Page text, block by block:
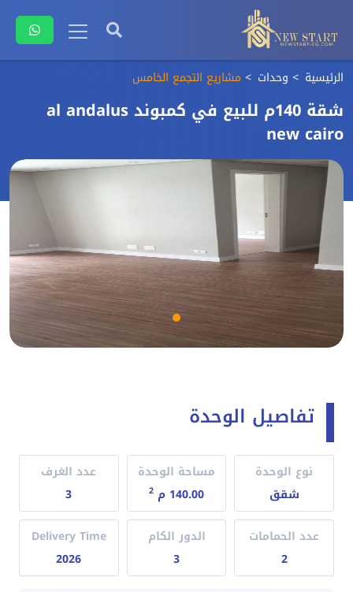
الرئيسية وحدات مشاريع التجمع الخامس
شقة 140م للبيع في كمبوند al andalus
new cairo
تفاصيل الوحدة
نوع الوحدة
شقق
مساحة الوحدة
140.00 م
2
عدد الغرف
3
عدد الحمامات
2
الدور الكام
3
Delivery Time
2026